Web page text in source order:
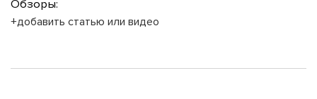
Обзоры:
+добавить статью или видео